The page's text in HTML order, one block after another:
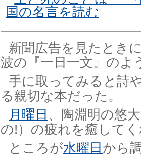
新聞広告を見たとき
波の『一日一文』のよ
手に取ってみると詩
る親切な本だった。
月曜日 、陶淵明の悠
の!）の疲れを癒して
ところが水曜日 から